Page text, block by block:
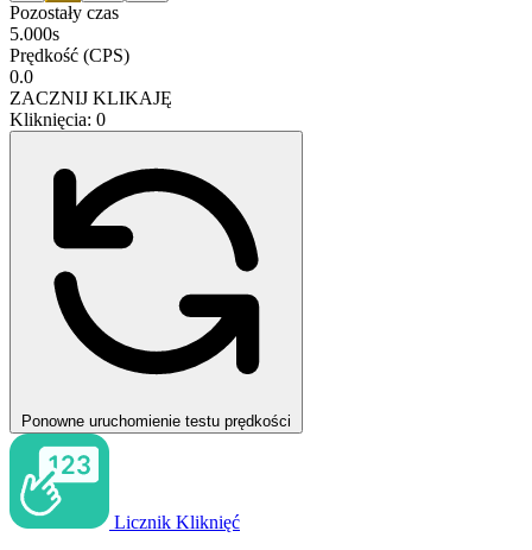
Pozostały czas
5.000s
Prędkość (CPS)
0.0
ZACZNIJ KLIKAJĘ
Kliknięcia: 0
Ponowne uruchomienie testu prędkości
Licznik Kliknięć